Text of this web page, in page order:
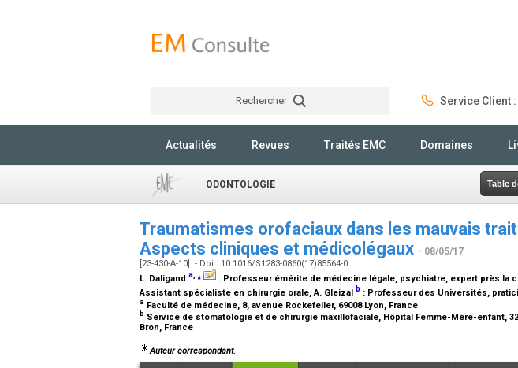
Rechercher Service Client :
Actualités Revues Traités EMC Domaines
ODONTOLOGIE Table
Traumatismes orofaciaux dans les mauvais
Aspects cliniques et médicolégaux - 08/05/17
[23-430-A-10] - Doi : 10.1016/S1283-0860(17)85564-0
L. Daligand a,⁎ : Professeur émérite de médecine légale, psychiatre, expert près la
Assistant spécialiste en chirurgie orale, A. Gleizal b : Professeur des Universités,
a Faculté de médecine, 8, avenue Rockefeller, 69008 Lyon, France
b Service de stomatologie et de chirurgie maxillofaciale, Hôpital Femme-Mère-enfant,
Bron, France
Auteur correspondant.